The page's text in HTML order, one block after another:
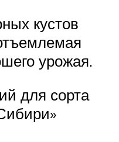
кустов
урожая.
для сорта